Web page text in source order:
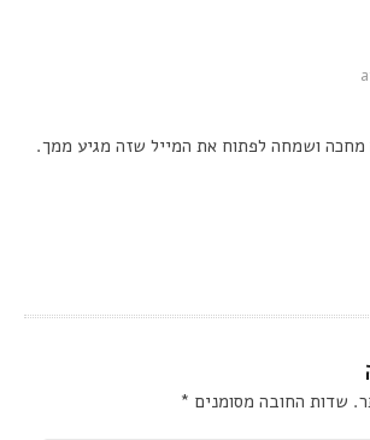
מחכה ושמחה לפתוח את המייל שזה מגיע ממך.
שדות החובה מסומנים *